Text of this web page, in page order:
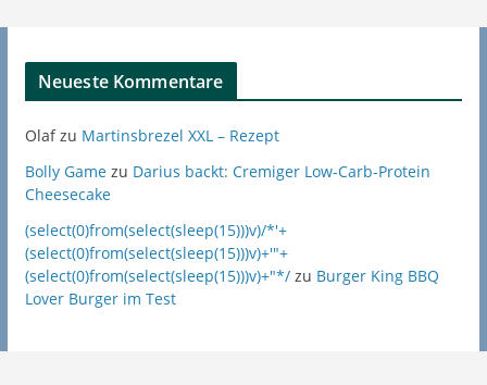
Neueste Kommentare
Olafzu Martinsbrezel XXL – Rezept
Bolly Gamezu Darius backt: Cremiger Low-Carb-Protein
Cheesecake
(select(0)from(select(sleep(15)))v)/*'+
(select(0)from(select(sleep(15)))v)+'"+
(select(0)from(select(sleep(15)))v)+"*/zu Burger King BBQ
Lover Burger im Test